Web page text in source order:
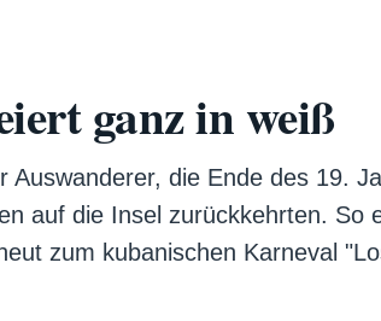
ganz in weiß
die Ende des 19.
auf die Insel zurückkehrten. So
zum kubanischen Karneval